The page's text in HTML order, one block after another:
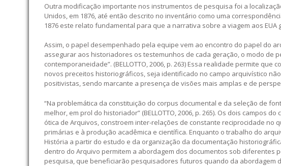
Outra modificação importante nos instrumentos de pesquisa foi a
Unidos, em 1876, até então descrito no inventário como uma
1876 este relato fundamental para que a narrativa sobre a viagem aos EUA
Assim, o papel desempenhado pela equipe vem ao encontro do papel do
assegurar aos historiadores os testemunhos de cada geração, o modo de
contemporaneidade”. (BELLOTTO, 2006, p. 263) Essa realidade permite
novos preceitos historiográficos, seja identificado no campo arquivístico
positivistas, sendo marcante a presença de visões mais amplas e de
“Na problemática da constituição do corpus documental e da seleção de
melhor, em prol do historiador” (BELLOTTO, 2006, p. 265). Os dois campos
ótica de Arquivos, constroem inter-relações de constante reciprocidade
primárias e à produção acadêmica e científica. Enquanto o trabalho do
História a partir do estudo e da organização da documentação
dentro do Arquivo permitem a abordagem dos documentos sob
pesquisa, que beneficiarão pesquisadores futuros quando da abordagem